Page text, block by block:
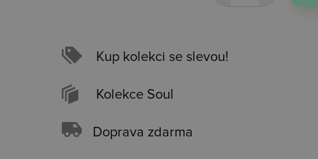
Kup kolekci se slevou!
Kolekce Soul
Doprava zdarma